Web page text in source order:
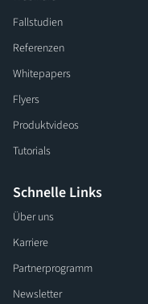
Fallstudien
Referenzen
Whitepapers
Flyers
Produktvideos
Tutorials
Schnelle Links
Über uns
Karriere
Partnerprogramm
Newsletter